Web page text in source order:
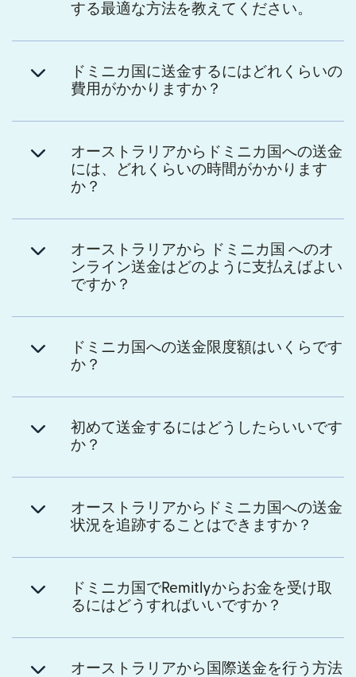
する最適な方法を教えてください。
ドミニカ国に送金するにはどれくらいの
費用がかかりますか？
オーストラリアからドミニカ国への送金
には、どれくらいの時間がかかります
か？
オーストラリアから ドミニカ国 へのオ
ンライン送金はどのように支払えばよい
ですか？
ドミニカ国への送金限度額はいくらです
か？
初めて送金するにはどうしたらいいです
か？
オーストラリアからドミニカ国への送金
状況を追跡することはできますか？
ドミニカ国でRemitlyからお金を受け取
るにはどうすればいいですか？
オーストラリアから国際送金を行う方法